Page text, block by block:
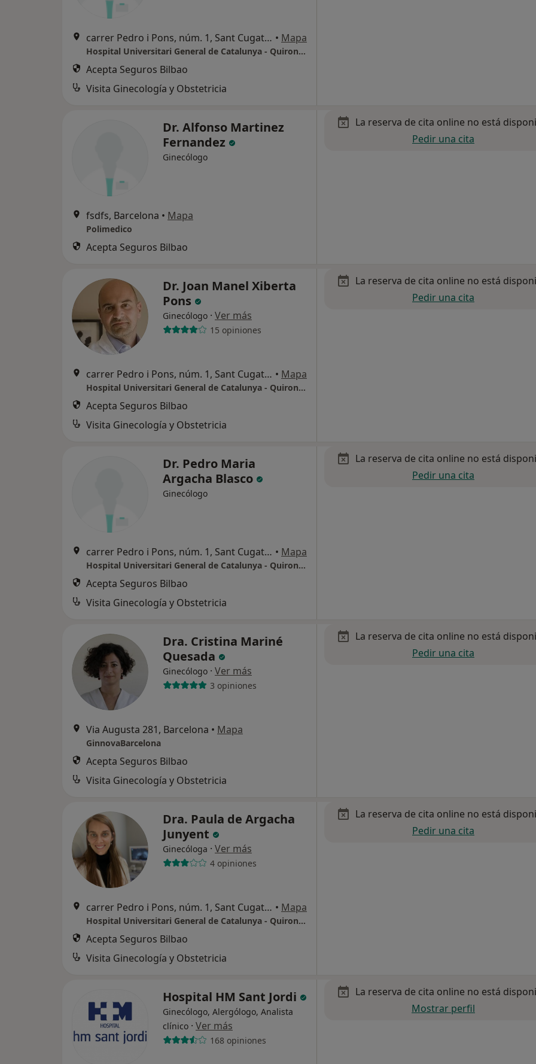
carrer Pedro i Pons, núm. 1, Sant Cugat del Vallès • Mapa
Hospital Universitari General de Catalunya - QuironSalud
Acepta Seguros Bilbao
Visita Ginecología y Obstetricia
Dr. Alfonso Martinez
Fernandez
Ginecólogo
fsdfs, Barcelona • Mapa
Polimedico
Acepta Seguros Bilbao
La reserva de cita online no está
Pedir una cita
Dr. Joan Manel Xiberta
Pons
Ginecólogo · Ver más
15 opiniones
carrer Pedro i Pons, núm. 1, Sant Cugat del Vallès • Mapa
Hospital Universitari General de Catalunya - QuironSalud
Acepta Seguros Bilbao
Visita Ginecología y Obstetricia
La reserva de cita online no está
Pedir una cita
Dr. Pedro Maria
Argacha Blasco
Ginecólogo
carrer Pedro i Pons, núm. 1, Sant Cugat del Vallès • Mapa
Hospital Universitari General de Catalunya - QuironSalud
Acepta Seguros Bilbao
Visita Ginecología y Obstetricia
La reserva de cita online no está
Pedir una cita
Dra. Cristina Mariné
Quesada
Ginecólogo · Ver más
3 opiniones
Via Augusta 281, Barcelona • Mapa
GinnovaBarcelona
Acepta Seguros Bilbao
Visita Ginecología y Obstetricia
La reserva de cita online no está
Pedir una cita
Dra. Paula de Argacha
Junyent
Ginecóloga · Ver más
4 opiniones
carrer Pedro i Pons, núm. 1, Sant Cugat del Vallès • Mapa
Hospital Universitari General de Catalunya - QuironSalud
Acepta Seguros Bilbao
Visita Ginecología y Obstetricia
La reserva de cita online no está
Pedir una cita
Hospital HM Sant Jordi
Ginecólogo, Alergólogo, Analista
clínico · Ver más
168 opiniones
La reserva de cita online no está
Mostrar perfil